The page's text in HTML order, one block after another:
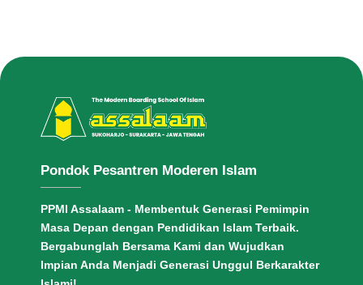
Pondok Pesantren Moderen Islam
PPMI Assalaam - Membentuk Generasi Pemimpin
Masa Depan dengan Pendidikan Islam Terbaik.
Bergabunglah Bersama Kami dan Wujudkan
Impian Anda Menjadi Generasi Unggul Berkarakter